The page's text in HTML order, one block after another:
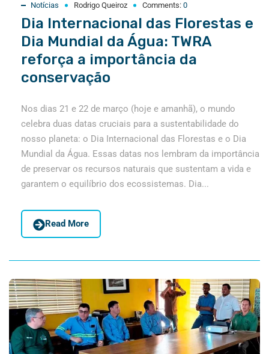
Notícias Rodrigo Queiroz Comments: 0
Dia Internacional das Florestas e
Dia Mundial da Água: TWRA
reforça a importância da
conservação
Nos dias 21 e 22 de março (hoje e amanhã), o mundo
celebra duas datas cruciais para a sustentabilidade do
nosso planeta: o Dia Internacional das Florestas e o Dia
Mundial da Água. Essas datas nos lembram da importância
de preservar os recursos naturais que sustentam a vida e
garantem o equilíbrio dos ecossistemas. Dia...
Read More